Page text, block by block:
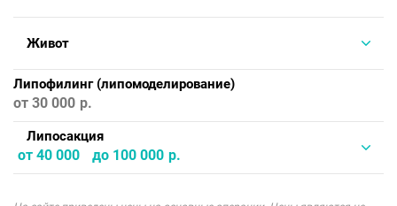
Живот
Липофилинг (липомоделирование)
от 30 000
Липосакция
от 40 000 до 100 000